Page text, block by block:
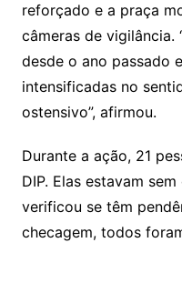
reforçado e a praça
câmeras de vigilância.
desde o ano passado
intensificadas no
ostensivo”, afirmou.
Durante a ação, 21
DIP. Elas estavam
verificou se têm
checagem, todos